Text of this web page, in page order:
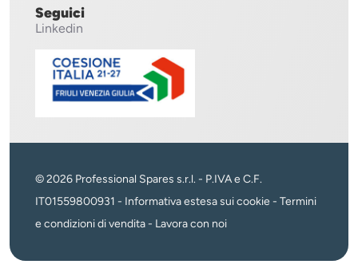
Seguici
Linkedin
© 2026 Professional Spares s.r.l. - P.IVA e C.F.
IT01559800931 - Informativa estesa sui cookie - Termini
e condizioni di vendita- Lavora con noi